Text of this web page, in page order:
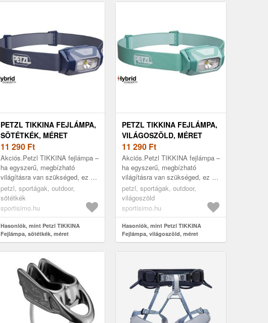
PETZL TIKKINA FEJLÁMPA,
SÖTÉTKÉK, MÉRET
11 290 Ft
Akciós.Petzl TIKKINA fejlámpa –
ha egyszerű, megbízható
világításra van szükséged, ez a
fejlámpa nem hagy cserben! A
TIKKINA 300 lumenes
fényerejével töké...
petzl, sportágak, outdoor,
sötétkék
sportisimo.hu
Hasonlók, mint Petzl TIKKINA
Fejlámpa, sötétkék, méret
PETZL TIKKINA FEJLÁMPA,
VILÁGOSZÖLD, MÉRET
11 290 Ft
Akciós.Petzl TIKKINA fejlámpa –
ha egyszerű, megbízható
világításra van szükséged, ez a
fejlámpa nem hagy cserben! A
TIKKINA 300 lumenes
fényerejével töké...
petzl, sportágak, outdoor,
világoszöld
sportisimo.hu
Hasonlók, mint Petzl TIKKINA
Fejlámpa, világoszöld, méret